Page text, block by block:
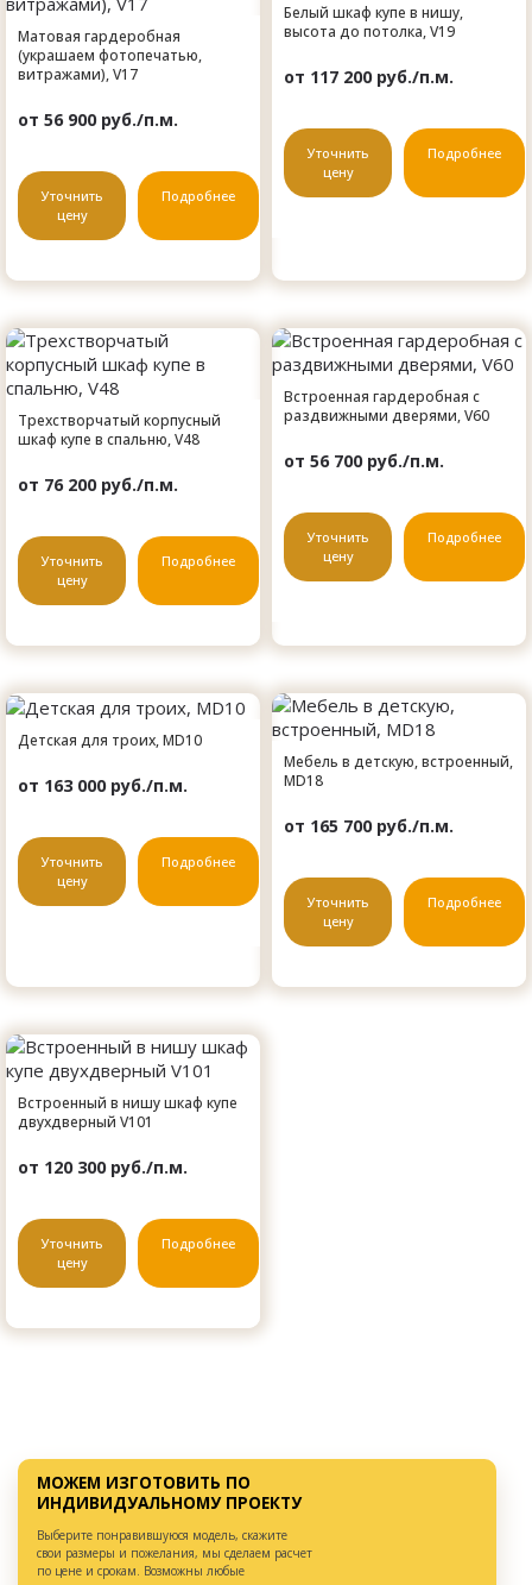
Матовая гардеробная
(украшаем фотопечатью,
витражами), V17
от 56 900 руб./п.м.
Уточнить
цену
Подробнее
Белый шкаф купе в нишу,
высота до потолка, V19
от 117 200 руб./п.м.
Уточнить
цену
Подробнее
Трехстворчатый корпусный
шкаф купе в спальню, V48
от 76 200 руб./п.м.
Уточнить
цену
Подробнее
Встроенная гардеробная с
раздвижными дверями, V60
от 56 700 руб./п.м.
Уточнить
цену
Подробнее
Детская для троих, MD10
от 163 000 руб./п.м.
Уточнить
цену
Подробнее
Мебель в детскую, встроенный,
MD18
от 165 700 руб./п.м.
Уточнить
цену
Подробнее
Встроенный в нишу шкаф купе
двухдверный V101
от 120 300 руб./п.м.
Уточнить
цену
Подробнее
МОЖЕМ ИЗГОТОВИТЬ ПО
ИНДИВИДУАЛЬНОМУ ПРОЕКТУ
Выберите понравившуюся модель, скажите
свои размеры и пожелания, мы сделаем расчет
по цене и срокам. Возможны любые